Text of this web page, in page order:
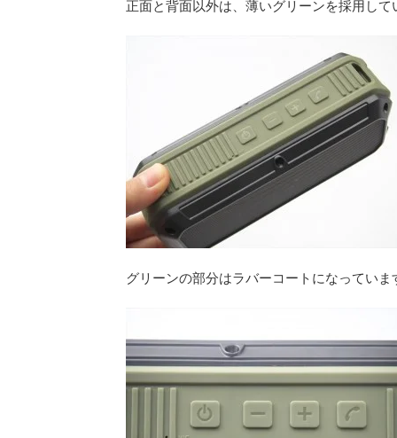
正面と背面以外は、薄いグリーンを採用して
グリーンの部分はラバーコートになっていま